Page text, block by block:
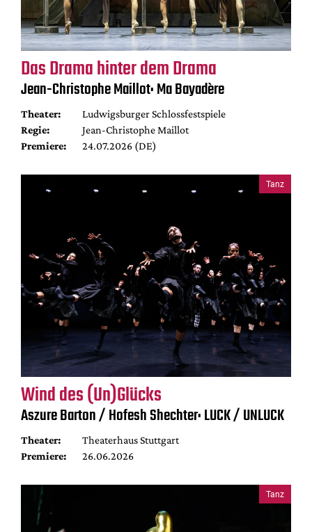
Das Drama hinter dem Drama
Jean-Christophe Maillot: Ma Bayadère
Theater:
Ludwigsburger Schlossfestspiele
Regie:
Jean-Christophe Maillot
Premiere:
24.07.2026 (DE)
Tanz
Wind des (Un)Glücks
Aszure Barton / Hofesh Shechter: LUCK / UNLUCK
Theater:
Theaterhaus Stuttgart
Premiere:
26.06.2026
Tanz